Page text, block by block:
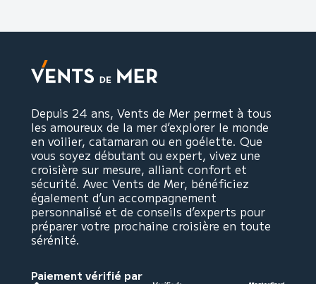
Depuis 24 ans, Vents de Mer permet à tous
les amoureux de la mer d’explorer le monde
en voilier, catamaran ou en goélette. Que
vous soyez débutant ou expert, vivez une
croisière sur mesure, alliant confort et
sécurité. Avec Vents de Mer, bénéficiez
également d’un accompagnement
personnalisé et de conseils d’experts pour
préparer votre prochaine croisière en toute
sérénité.
Paiement vérifié par